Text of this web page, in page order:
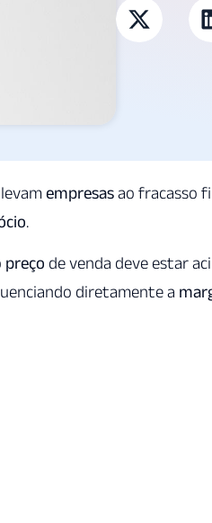
empresasao fracasso
.
preço de venda deve estar
diretamente a